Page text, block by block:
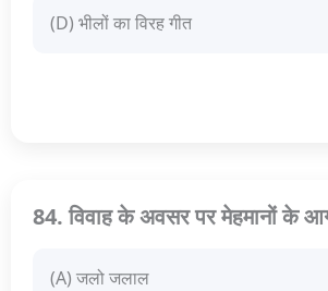
(D) भीलों का विरह गीत
84. विवाह के अवसर पर मेहमानों के
(A) जलो जलाल